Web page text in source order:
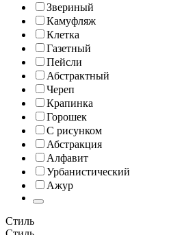
Звериный
Камуфляж
Клетка
Газетный
Пейсли
Абстрактный
Череп
Крапинка
Горошек
С рисунком
Абстракция
Алфавит
Урбанистический
Ажур
Стиль